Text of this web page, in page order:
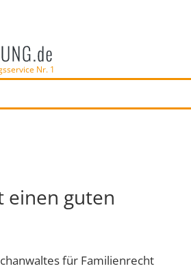
Nr. 1
einen guten
für Familienrecht